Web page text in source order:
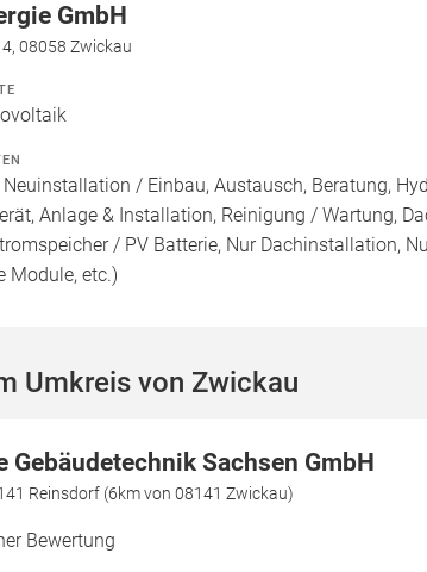
GmbH
08058 Zwickau
Neuinstallation / Einbau, Austausch, Beratung,
Anlage & Installation, Reinigung / Wartung,
/ PV Batterie, Nur Dachinstallation,
Module, etc.)
Umkreis von Zwickau
Gebäudetechnik Sachsen GmbH
Reinsdorf (6km von 08141 Zwickau)
Bewertung